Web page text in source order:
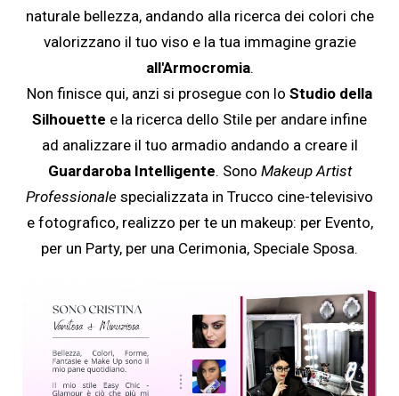
naturale bellezza, andando alla ricerca dei colori che
valorizzano il tuo viso e la tua immagine grazie
all'Armocromia.
Non finisce qui, anzi si prosegue con lo Studio della
Silhouette e la ricerca dello Stile per andare infine
ad analizzare il tuo armadio andando a creare il
Guardaroba Intelligente. Sono Makeup Artist
Professionale specializzata in Trucco cine-televisivo
e fotografico, realizzo per te un makeup: per Evento,
per un Party, per una Cerimonia, Speciale Sposa.